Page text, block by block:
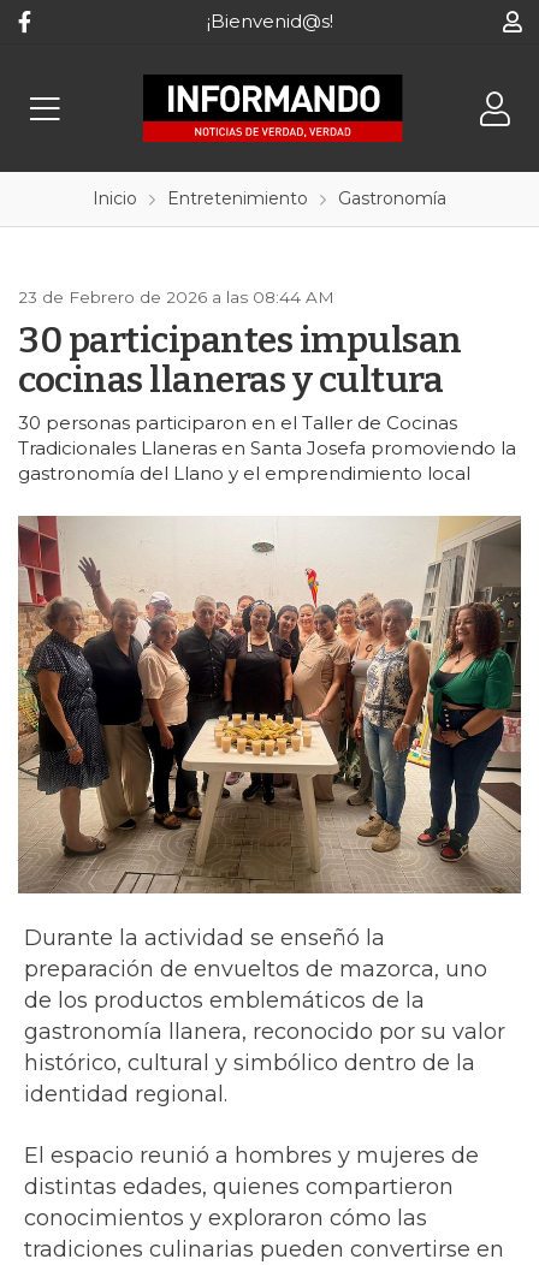
¡Bienvenid@s!
Inicio Entretenimiento Gastronomía
23 de Febrero de 2026 a las 08:44 AM
30 participantes impulsan
cocinas llaneras y cultura
30 personas participaron en el Taller de Cocinas
Tradicionales Llaneras en Santa Josefa promoviendo la
gastronomía del Llano y el emprendimiento local
Durante la actividad se enseñó la
preparación de envueltos de mazorca, uno
de los productos emblemáticos de la
gastronomía llanera, reconocido por su valor
histórico, cultural y simbólico dentro de la
identidad regional.
El espacio reunió a hombres y mujeres de
distintas edades, quienes compartieron
conocimientos y exploraron cómo las
tradiciones culinarias pueden convertirse en